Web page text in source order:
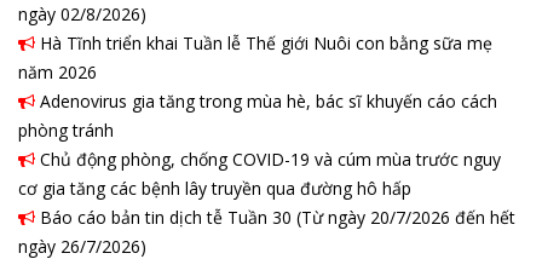
ngày 02/8/2026)
Hà Tĩnh triển khai Tuần lễ Thế giới Nuôi con bằng sữa mẹ
năm 2026
Adenovirus gia tăng trong mùa hè, bác sĩ khuyến cáo cách
phòng tránh
Chủ động phòng, chống COVID-19 và cúm mùa trước nguy
cơ gia tăng các bệnh lây truyền qua đường hô hấp
Báo cáo bản tin dịch tễ Tuần 30 (Từ ngày 20/7/2026 đến hết
ngày 26/7/2026)